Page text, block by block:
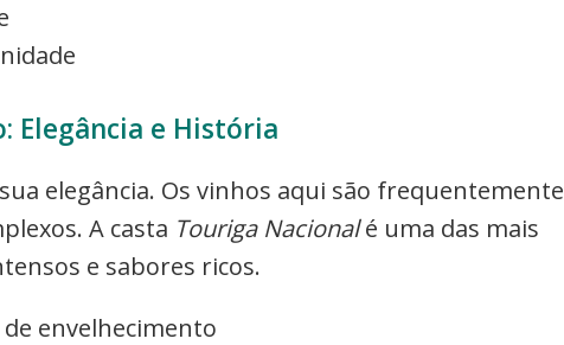
Elegância e História
elegância. Os vinhos aqui são frequentemente
A casta Touriga Nacionalé uma das mais
e sabores ricos.
envelhecimento